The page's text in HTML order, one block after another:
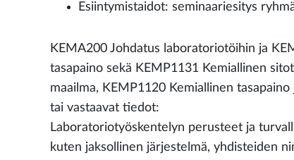
Esiintymistaidot: seminaariesitys
KEMA200 Johdatus laboratoriotöihin ja
tasapaino sekä KEMP1131 Kemiallinen
maailma, KEMP1120 Kemiallinen
tai vastaavat tiedot:
Laboratoriotyöskentelyn perusteet ja
kuten jaksollinen järjestelmä, yhdisteiden